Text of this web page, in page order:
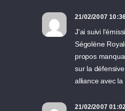
21/02/2007
J'ai suivi
Ségolène
propos
sur la
alliance avec
21/02/2007